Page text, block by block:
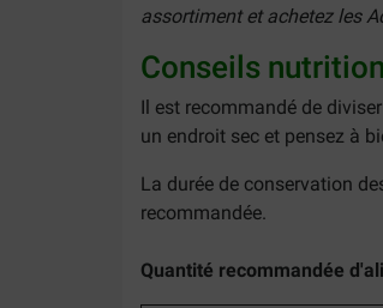
assortiment et achetez les
Conseils
Il est recommandé de
un endroit sec et pensez à
La durée de conservation
recommandée.
Quantité recommandée